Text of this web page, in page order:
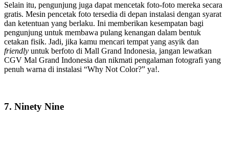
Selain itu, pengunjung juga dapat mencetak foto-foto mereka secara
gratis. Mesin pencetak foto tersedia di depan instalasi dengan syarat
dan ketentuan yang berlaku. Ini memberikan kesempatan bagi
pengunjung untuk membawa pulang kenangan dalam bentuk
cetakan fisik. Jadi, jika kamu mencari tempat yang asyik dan
friendly untuk berfoto di Mall Grand Indonesia, jangan lewatkan
CGV Mal Grand Indonesia dan nikmati pengalaman fotografi yang
penuh warna di instalasi “Why Not Color?” ya!.
7. Ninety Nine